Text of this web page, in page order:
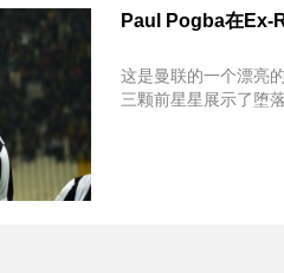
Paul Pogba在Ex-
这是曼联的一个漂亮
三颗前星星展示了堕